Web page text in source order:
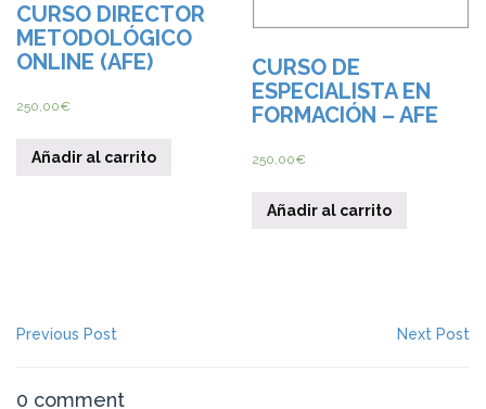
CURSO DIRECTOR
METODOLÓGICO
ONLINE (AFE)
250,00€
Añadir al carrito
CURSO DE
ESPECIALISTA EN
FORMACIÓN – AFE
250,00€
Añadir al carrito
NAVEGACIÓN
ENTRADAS
Previous Post Next Post
0 comment